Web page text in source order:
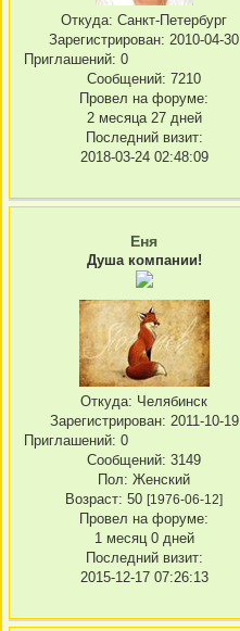
Откуда: Санкт-Петербург
Зарегистрирован: 2010-04-30
Приглашений: 0
Сообщений: 7210
Провел на форуме:
2 месяца 27 дней
Последний визит:
2018-03-24 02:48:09
Еня
Душа компании!
Откуда: Челябинск
Зарегистрирован: 2011-10-19
Приглашений: 0
Сообщений: 3149
Пол: Женский
Возраст: 50 [1976-06-12]
Провел на форуме:
1 месяц 0 дней
Последний визит:
2015-12-17 07:26:13